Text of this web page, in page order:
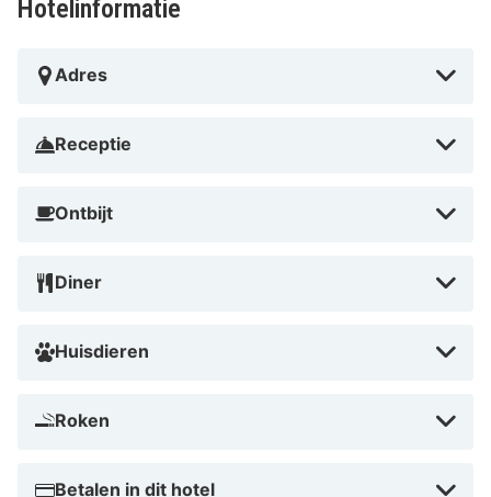
Hotelinformatie
Adres
Receptie
Ontbijt
Diner
Huisdieren
Roken
Betalen in dit hotel